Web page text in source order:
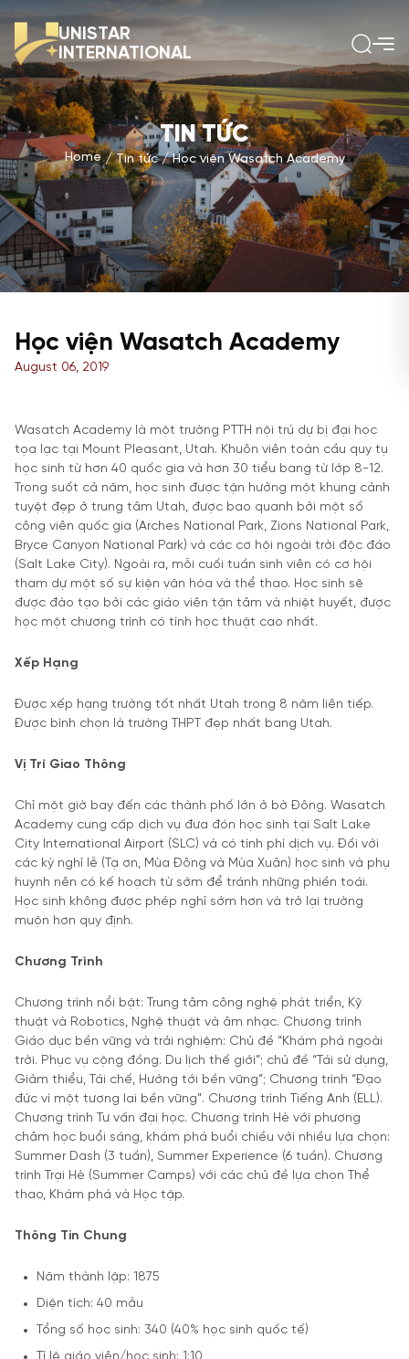
UNISTAR
INTERNATIONAL
TIN TỨC
Home Tin tức Học viện Wasatch Academy
Học viện Wasatch Academy
August 06, 2019
Wasatch Academy là một trường PTTH nội trú dự bị đại học
tọa lạc tại Mount Pleasant, Utah. Khuôn viên toàn cầu quy tụ
học sinh từ hơn 40 quốc gia và hơn 30 tiểu bang từ lớp 8-12.
Trong suốt cả năm, học sinh được tận hưởng một khung cảnh
tuyệt đẹp ở trung tâm Utah, được bao quanh bởi một số
công viên quốc gia (Arches National Park, Zions National Park,
Bryce Canyon National Park) và các cơ hội ngoài trời độc đáo
(Salt Lake City). Ngoài ra, mỗi cuối tuần sinh viên có cơ hội
tham dự một số sự kiện văn hóa và thể thao. Học sinh sẽ
được đào tạo bởi các giáo viên tận tâm và nhiệt huyết, được
học một chương trình có tính học thuật cao nhất.
Xếp Hạng
Được xếp hạng trường tốt nhất Utah trong 8 năm liên tiếp.
Được bình chọn là trường THPT đẹp nhất bang Utah.
Vị Trí Giao Thông
Chỉ một giờ bay đến các thành phố lớn ở bờ Đông. Wasatch
Academy cung cấp dịch vụ đưa đón học sinh tại Salt Lake
City International Airport (SLC) và có tính phí dịch vụ. Đối với
các kỳ nghỉ lễ (Tạ ơn, Mùa Đông và Mùa Xuân) học sinh và phụ
huynh nên có kế hoạch từ sớm để tránh những phiền toái.
Học sinh không được phép nghỉ sớm hơn và trở lại trường
muộn hơn quy định.
Chương Trình
Chương trình nổi bật: Trung tâm công nghệ phát triển, Kỹ
thuật và Robotics, Nghệ thuật và âm nhạc. Chương trình
Giáo dục bền vững và trải nghiệm: Chủ đề “Khám phá ngoài
trời. Phục vụ cộng đồng. Du lịch thế giới”; chủ đề “Tái sử dụng,
Giảm thiểu, Tái chế, Hướng tới bền vững”; Chương trình “Đạo
đức vì một tương lai bền vững”. Chương trình Tiếng Anh (ELL).
Chương trình Tư vấn đại học. Chương trình Hè với phương
châm học buổi sáng, khám phá buổi chiều với nhiều lựa chọn:
Summer Dash (3 tuần), Summer Experience (6 tuần). Chương
trình Trại Hè (Summer Camps) với các chủ đề lựa chọn Thể
thao, Khám phá và Học tập.
Thông Tin Chung
Năm thành lập: 1875
Diện tích: 40 mẫu
Tổng số học sinh: 340 (40% học sinh quốc tế)